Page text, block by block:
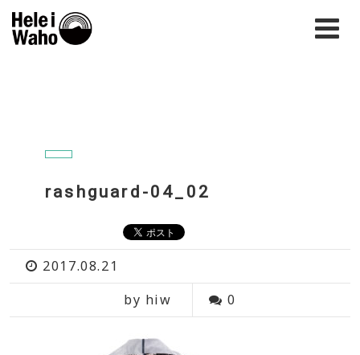
rashguard-04_02
2017.08.21
by hiw
0